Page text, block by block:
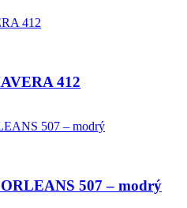
412
507 – modrý